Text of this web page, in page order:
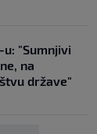
"Sumnjivi
na
države"